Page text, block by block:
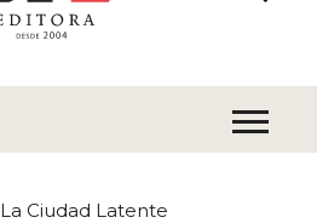
La Ciudad Latente